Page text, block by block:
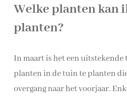
Welke planten kan
planten?
In maart is het een
planten in de tuin te planten
overgang naar het voorjaar.